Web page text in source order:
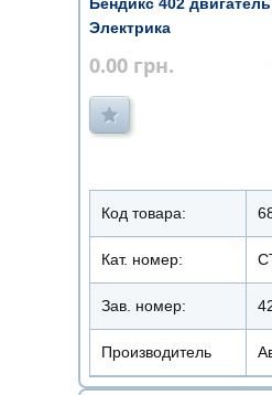
Бендикс 402
Электрика
0.00 грн.
Код товара:
Кат. номер:
Зав. номер:
Производитель